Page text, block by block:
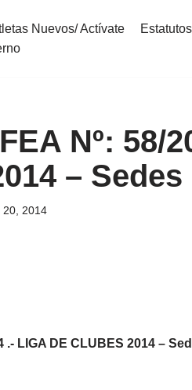
Nuevos/ Actívate Estatutos
Nº: 58/
–
20, 2014
.- LIGA DE CLUBES 2014 –